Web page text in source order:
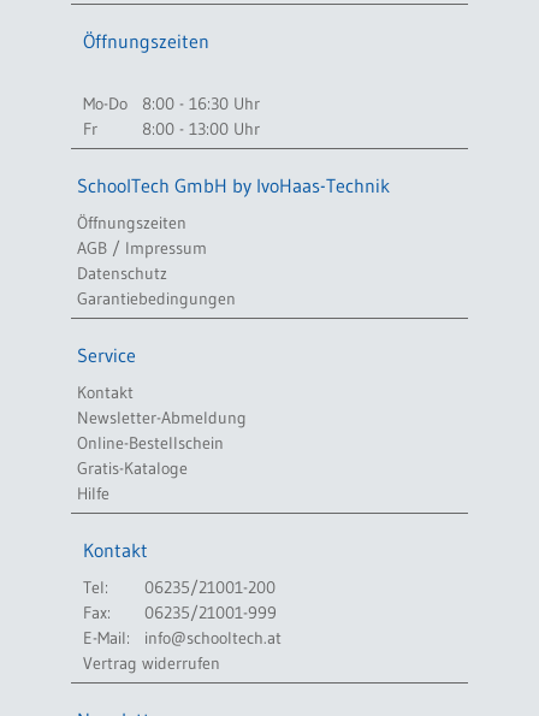
Öffnungszeiten
Mo-Do
8:00 - 16:30 Uhr
Fr
8:00 - 13:00 Uhr
SchoolTech GmbH by IvoHaas-Technik
Öffnungszeiten
AGB / Impressum
Datenschutz
Garantiebedingungen
Service
Kontakt
Newsletter-Abmeldung
Online-Bestellschein
Gratis-Kataloge
Hilfe
Kontakt
Tel:
06235/21001-200
Fax:
06235/21001-999
E-Mail:
info@schooltech.at
Vertrag widerrufen